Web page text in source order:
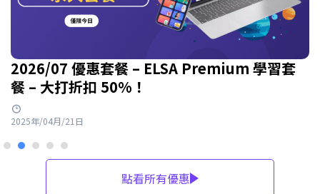
2026/07 優惠套餐 – ELSA Premium 學習套
餐 – 大打折扣 50%！
2025年/04月/21日
點看所有優惠